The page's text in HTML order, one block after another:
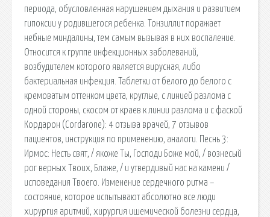
периода, обусловленная нарушением дыхания и развитием
гипоксии у родившегося ребенка. Тонзиллит поражает
небные миндалины, тем самым вызывая в них воспаление.
Относится к группе инфекционных заболеваний,
возбудителем которого является вирусная, либо
бактериальная инфекция. Таблетки от белого до белого с
кремоватым оттенком цвета, круглые, с линией разлома с
одной стороны, скосом от краев к линии разлома и с фаской
Кордарон (Cordarone): 4 отзыва врачей, 7 отзывов
пациентов, инструкция по применению, аналоги. Песнь 3:
Ирмос: Несть свят, / якоже Ты, Господи Боже мой, / вознесый
рог верных Твоих, Блаже, / и утвердивый нас на камени /
исповедания Твоего. Изменение сердечного ритма –
состояние, которое испытывают абсолютно все люди
хирургия аритмий, хирургия ишемической болезни сердца,